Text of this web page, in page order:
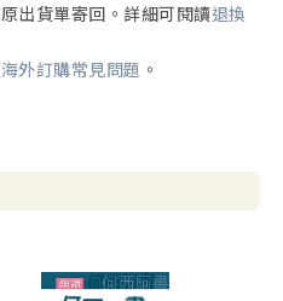
出貨單寄回。詳細可閱讀退換
海外訂購常見問題 。